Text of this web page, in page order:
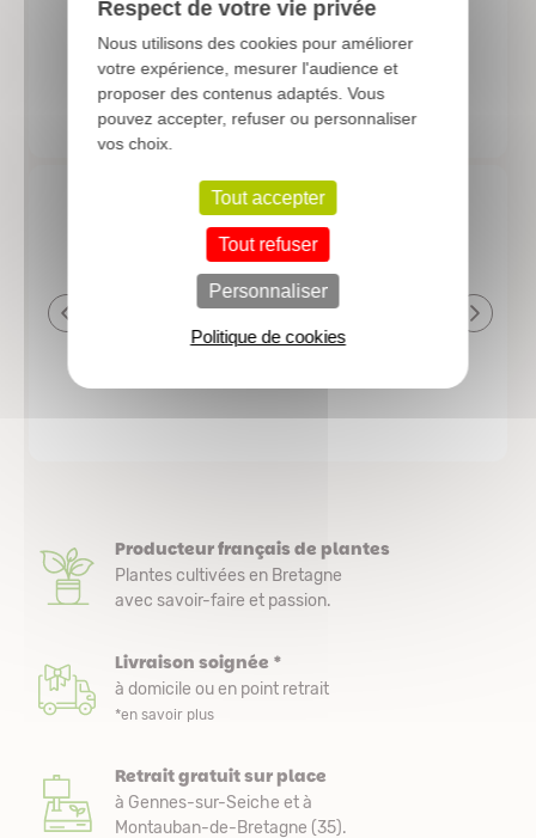
based on4520reviews
24.06.2026
plantes de qualité très bien emballées et
Un site que
réserve. La
livraison
emballés et
première
Producteur français de plantes
Plantes cultivées en Bretagne
avec savoir-faire et passion.
Livraison soignée *
à domicile ou en point retrait
*en savoir plus
Retrait gratuit sur place
à Gennes-sur-Seiche et à
Montauban-de-Bretagne (35).
Respect de votre vie privée
Nous utilisons des cookies pour améliorer
votre expérience, mesurer l'audience et
proposer des contenus adaptés. Vous
pouvez accepter, refuser ou personnaliser
vos choix.
Tout accepter
Tout refuser
Personnaliser
Politique de cookies